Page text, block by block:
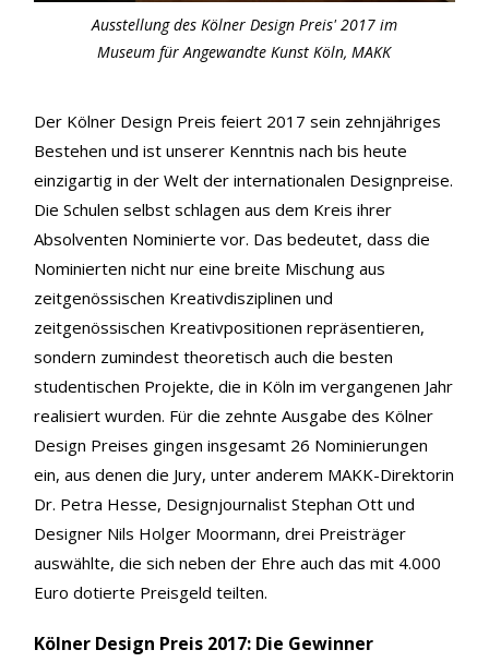
Ausstellung des Kölner Design Preis' 2017 im
Museum für Angewandte Kunst Köln, MAKK
Der Kölner Design Preis feiert 2017 sein zehnjähriges
Bestehen und ist unserer Kenntnis nach bis heute
einzigartig in der Welt der internationalen Designpreise.
Die Schulen selbst schlagen aus dem Kreis ihrer
Absolventen Nominierte vor. Das bedeutet, dass die
Nominierten nicht nur eine breite Mischung aus
zeitgenössischen Kreativdisziplinen und
zeitgenössischen Kreativpositionen repräsentieren,
sondern zumindest theoretisch auch die besten
studentischen Projekte, die in Köln im vergangenen Jahr
realisiert wurden. Für die zehnte Ausgabe des Kölner
Design Preises gingen insgesamt 26 Nominierungen
ein, aus denen die Jury, unter anderem MAKK-Direktorin
Dr. Petra Hesse, Designjournalist Stephan Ott und
Designer Nils Holger Moormann, drei Preisträger
auswählte, die sich neben der Ehre auch das mit 4.000
Euro dotierte Preisgeld teilten.
Kölner Design Preis 2017: Die Gewinner